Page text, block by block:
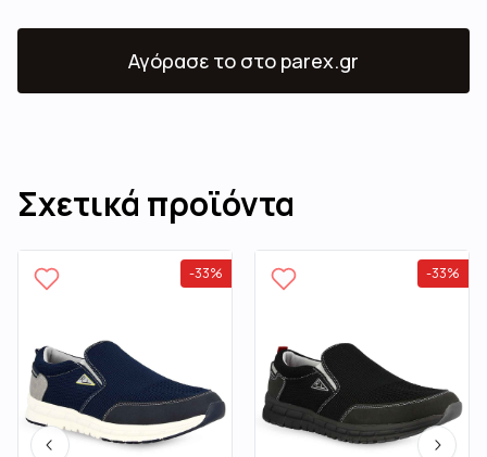
Αγόρασε το στο parex.gr
Σχετικά προϊόντα
-33% -33%